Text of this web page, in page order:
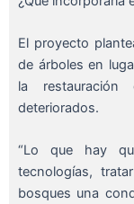
El proyecto
de árboles en
la
deteriorados.
“Lo que hay
tecnologías,
bosques una